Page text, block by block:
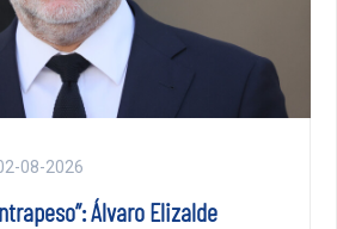
08-2026
Álvaro Elizalde